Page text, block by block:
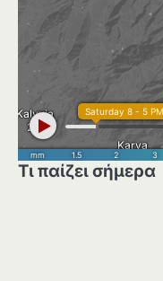
Τι παίζει σήμερα